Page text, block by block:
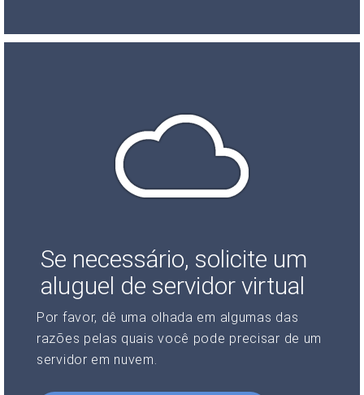
Se necessário, solicite um
aluguel de servidor virtual
Por favor, dê uma olhada em algumas das
razões pelas quais você pode precisar de um
servidor em nuvem.